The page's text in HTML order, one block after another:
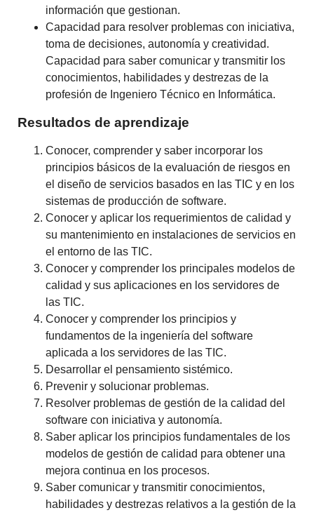
información que gestionan.
Capacidad para resolver problemas con iniciativa,
toma de decisiones, autonomía y creatividad.
Capacidad para saber comunicar y transmitir los
conocimientos, habilidades y destrezas de la
profesión de Ingeniero Técnico en Informática.
Resultados de aprendizaje
Conocer, comprender y saber incorporar los
principios básicos de la evaluación de riesgos en
el diseño de servicios basados en las TIC y en los
sistemas de producción de software.
Conocer y aplicar los requerimientos de calidad y
su mantenimiento en instalaciones de servicios en
el entorno de las TIC.
Conocer y comprender los principales modelos de
calidad y sus aplicaciones en los servidores de
las TIC.
Conocer y comprender los principios y
fundamentos de la ingeniería del software
aplicada a los servidores de las TIC.
Desarrollar el pensamiento sistémico.
Prevenir y solucionar problemas.
Resolver problemas de gestión de la calidad del
software con iniciativa y autonomía.
Saber aplicar los principios fundamentales de los
modelos de gestión de calidad para obtener una
mejora continua en los procesos.
Saber comunicar y transmitir conocimientos,
habilidades y destrezas relativos a la gestión de la